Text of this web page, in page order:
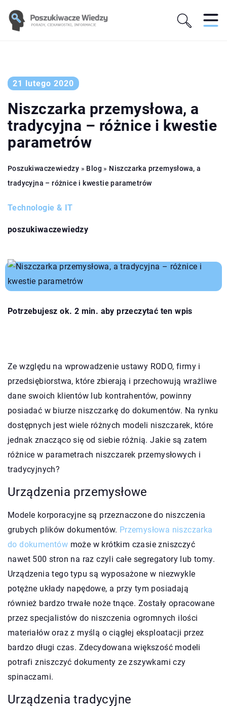
21 lutego 2020
Niszczarka przemysłowa, a
tradycyjna – różnice i kwestie
parametrów
Poszukiwaczewiedzy » Blog » Niszczarka przemysłowa, a
tradycyjna – różnice i kwestie parametrów
Technologie & IT
poszukiwaczewiedzy
Potrzebujesz ok. 2 min. aby przeczytać ten wpis
Ze względu na wprowadzenie ustawy RODO, firmy i
przedsiębiorstwa, które zbierają i przechowują wrażliwe
dane swoich klientów lub kontrahentów, powinny
posiadać w biurze niszczarkę do dokumentów. Na rynku
dostępnych jest wiele różnych modeli niszczarek, które
jednak znacząco się od siebie różnią. Jakie są zatem
różnice w parametrach niszczarek przemysłowych i
tradycyjnych?
Urządzenia przemysłowe
Modele korporacyjne są przeznaczone do niszczenia
grubych plików dokumentów. Przemysłowa niszczarka
do dokumentów może w krótkim czasie zniszczyć
nawet 500 stron na raz czyli całe segregatory lub tomy.
Urządzenia tego typu są wyposażone w niezwykle
potężne układy napędowe, a przy tym posiadają
również bardzo trwałe noże tnące. Zostały opracowane
przez specjalistów do niszczenia ogromnych ilości
materiałów oraz z myślą o ciągłej eksploatacji przez
bardzo długi czas. Zdecydowana większość modeli
potrafi zniszczyć dokumenty ze zszywkami czy
spinaczami.
Urządzenia tradycyjne